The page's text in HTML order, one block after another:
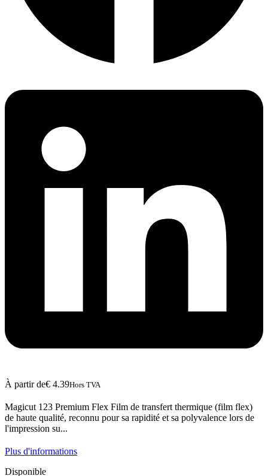
À partir de€ 4.39Hors TVA
Magicut 123 Premium Flex Film de transfert thermique (film flex)
de haute qualité, reconnu pour sa rapidité et sa polyvalence lors de
l'impression su...
Plus d'informations
Disponible